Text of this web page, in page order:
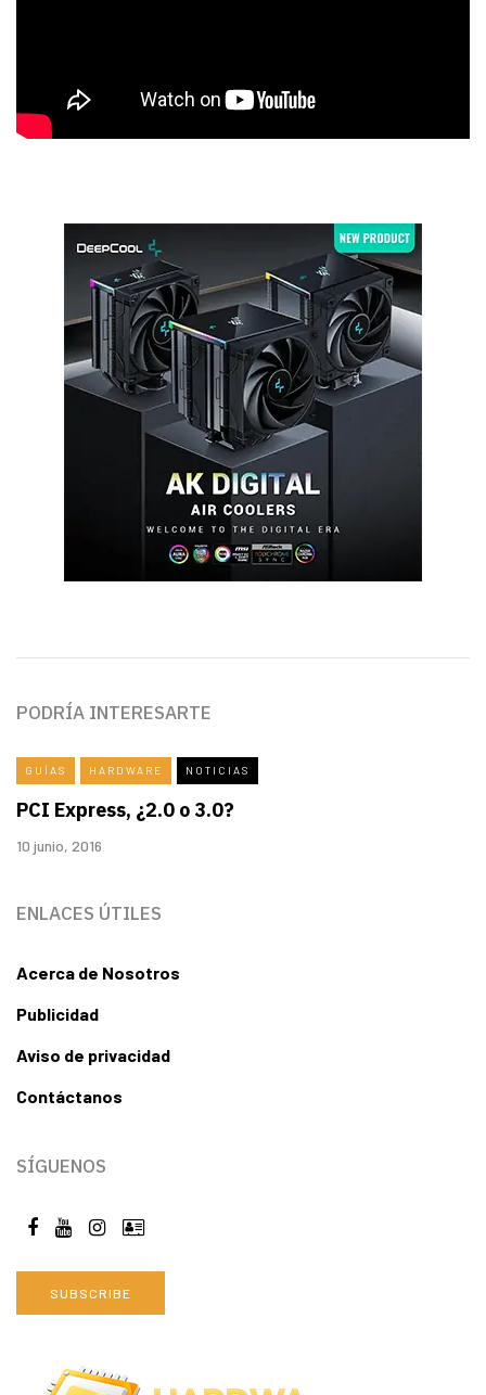
PODRÍA INTERESARTE
GUÍAS HARDWARE NOTICIAS
PCI Express, ¿2.0 o 3.0?
10 junio, 2016
ENLACES ÚTILES
Acerca de Nosotros
Publicidad
Aviso de privacidad
Contáctanos
SÍGUENOS
SUBSCRIBE